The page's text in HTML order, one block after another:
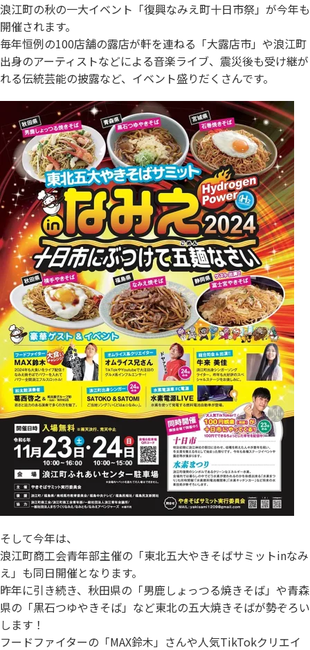
浪江町の秋の一大イベント「復興なみえ町十日市祭」が今年も
開催されます。
毎年恒例の100店舗の露店が軒を連ねる「大露店市」や浪江町
出身のアーティストなどによる音楽ライブ、震災後も受け継が
れる伝統芸能の披露など、イベント盛りだくさんです。
そして今年は、
浪江町商工会青年部主催の「東北五大やきそばサミットinなみ
え」も同日開催となります。
昨年に引き続き、秋田県の「男鹿しょっつる焼きそば」や青森
県の「黒石つゆやきそば」など東北の五大焼きそばが勢ぞろい
します！
フードファイターの「MAX鈴木」さんや人気TikTokクリエイ